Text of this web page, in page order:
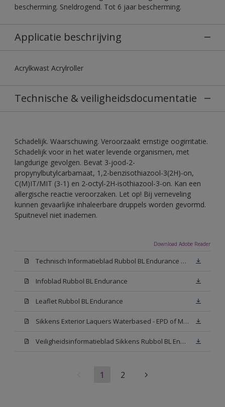
bescherming. Sneldrogend. Tot 6 jaar bescherming.
Applicatie beschrijving
Acrylkwast Acrylroller
Technische & veiligheidsdocumentatie
Schadelijk. Waarschuwing. Veroorzaakt ernstige oogirritatie.
Schadelijk voor in het water levende organismen, met
langdurige gevolgen. Bevat 3-jood-2-
propynylbutylcarbamaat, 1,2-benzisothiazool-3(2H)-on,
C(M)IT/MIT (3-1) en 2-octyl-2H-isothiazool-3-on. Kan een
allergische reactie veroorzaken. Let op! Bij verneveling
kunnen gevaarlijke inhaleerbare druppels worden gevormd.
Spuitnevel niet inademen.
Download Adobe Reader
Technisch Informatieblad Rubbol BL Endurance HG (PDF)
Infoblad Rubbol BL Endurance
Leaflet Rubbol BL Endurance
Sikkens Exterior Laquers Waterbased - EPD of Milieuproductverklaring
Veiligheidsinformatieblad Sikkens Rubbol BL Endurance High Gloss N00 (MSDS)
1 2